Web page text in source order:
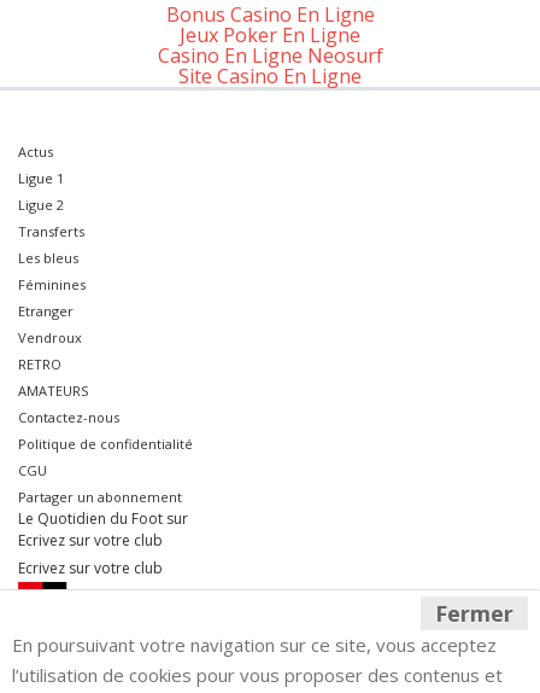
Fermer
En poursuivant votre navigation sur ce site, vous acceptez
l’utilisation de cookies pour vous proposer des contenus et
Bonus Casino En Ligne
Jeux Poker En Ligne
Casino En Ligne Neosurf
Site Casino En Ligne
Actus
Ligue 1
Ligue 2
Transferts
Les bleus
Féminines
Etranger
Vendroux
RETRO
AMATEURS
Contactez-nous
Politique de confidentialité
CGU
Partager un abonnement
Le Quotidien du Foot sur
Ecrivez sur votre club
Ecrivez sur votre club